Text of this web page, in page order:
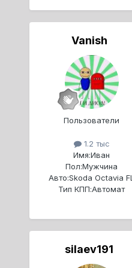
Vanish
Пользователи
1.2 тыс
Имя:Иван
Пол:Мужчина
Авто:Skoda Octavia FL
Тип КПП:Автомат
silaev191